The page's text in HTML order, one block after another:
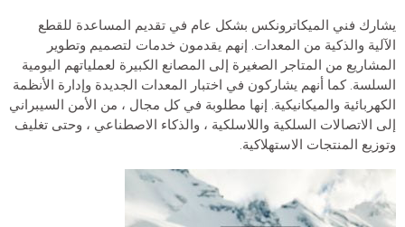
يشارك فني الميكاترونكس بشكل عام في تقديم المساعدة للقطع
الآلية والذكية من المعدات. إنهم يقدمون خدمات لتصميم وتطوير
المشاريع من المتاجر الصغيرة إلى المصانع الكبيرة لعملياتهم اليومية
السلسة. كما أنهم يشاركون في اختبار المعدات الجديدة وإدارة الأنظمة
الكهربائية والميكانيكية. إنها مطلوبة في كل مجال ، من الأمن السيبراني
إلى الاتصالات السلكية واللاسلكية ، والذكاء الاصطناعي ، وحتى تغليف
وتوزيع المنتجات الاستهلاكية.